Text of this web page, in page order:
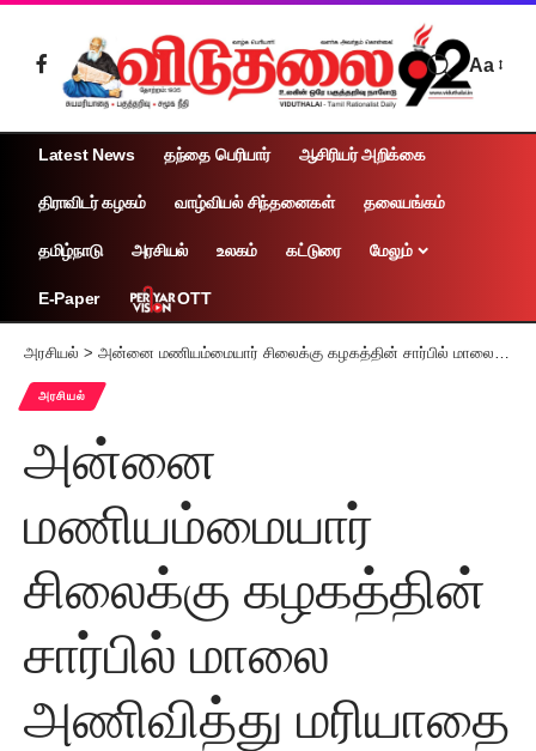
Aa
Latest News தந்தை பெரியார் ஆசிரியர் அறிக்கை
திராவிடர் கழகம் வாழ்வியல் சிந்தனைகள் தலையங்கம்
தமிழ்நாடு அரசியல் உலகம் கட்டுரை மேலும்
E-Paper OTT
அரசியல் > அன்னை மணியம்மையார் சிலைக்கு கழகத்தின் சார்பில் மாலை அணிவித்து மரியாதை
அரசியல்
அன்னை
மணியம்மையார்
சிலைக்கு கழகத்தின்
சார்பில் மாலை
அணிவித்து மரியாதை